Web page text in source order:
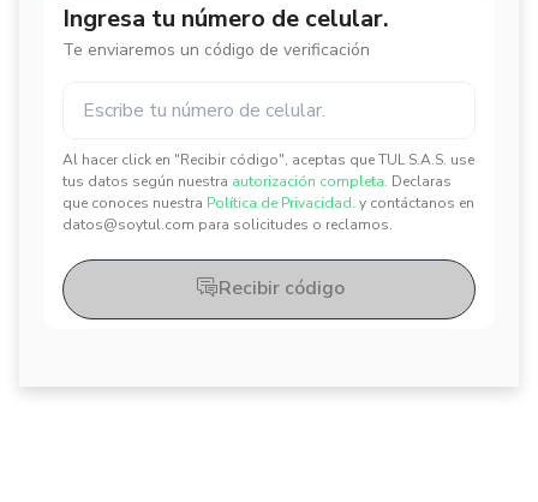
Ingresa tu número de celular.
Te enviaremos un código de verificación
Al hacer click en "Recibir código", aceptas que TUL S.A.S. use
tus datos según nuestra autorización completa. Declaras
que conoces nuestra Política de Privacidad. y contáctanos en
datos@soytul.com para solicitudes o reclamos.
✕
✕
Recibir código